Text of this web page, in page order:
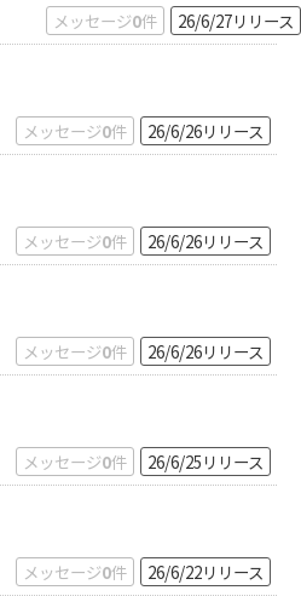
メッセージ0件 26/6/27リリース
メッセージ0件 26/6/26リリース
メッセージ0件 26/6/26リリース
メッセージ0件 26/6/26リリース
メッセージ0件 26/6/25 リリース
メッセージ0件 26/6/22リリース